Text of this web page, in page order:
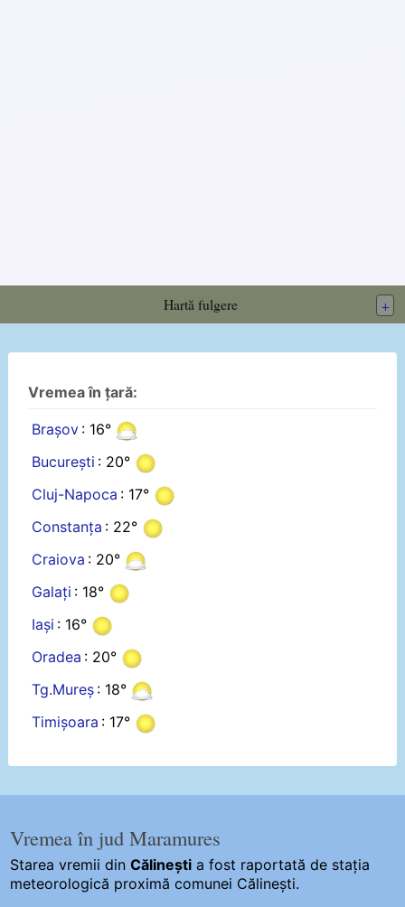
Hartă fulgere +
Vremea în țară:
Brașov : 16°
București : 20°
Cluj-Napoca : 17°
Constanța : 22°
Craiova : 20°
Galați : 18°
Iași : 16°
Oradea : 20°
Tg.Mureș : 18°
Timișoara : 17°
Vremea în jud Maramures
Starea vremii dinCălinești a fost raportată de stația
meteorologică proximă comunei Călinești.